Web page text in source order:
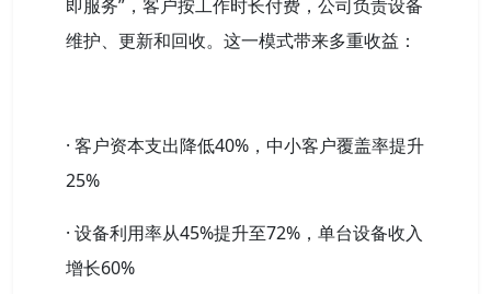
即服务”，客户按工作时长付费，公司负责设备
维护、更新和回收。这一模式带来多重收益：
· 客户资本支出降低40%，中小客户覆盖率提升
25%
· 设备利用率从45%提升至72%，单台设备收入
增长60%